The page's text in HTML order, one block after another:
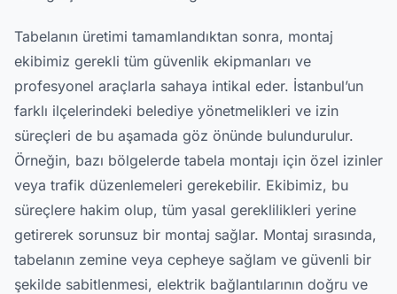
Tabelanın üretimi tamamlandıktan sonra, montaj
ekibimiz gerekli tüm güvenlik ekipmanları ve
profesyonel araçlarla sahaya intikal eder. İstanbul’un
farklı ilçelerindeki belediye yönetmelikleri ve izin
süreçleri de bu aşamada göz önünde bulundurulur.
Örneğin, bazı bölgelerde tabela montajı için özel izinler
veya trafik düzenlemeleri gerekebilir. Ekibimiz, bu
süreçlere hakim olup, tüm yasal gereklilikleri yerine
getirerek sorunsuz bir montaj sağlar. Montaj sırasında,
tabelanın zemine veya cepheye sağlam ve güvenli bir
şekilde sabitlenmesi, elektrik bağlantılarının doğru ve